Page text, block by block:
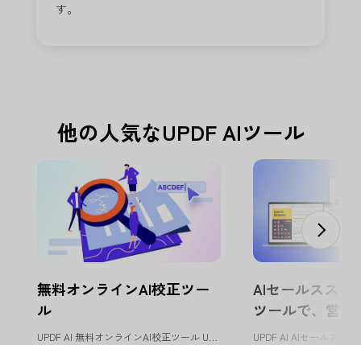
す。
他の人気なUPDF AIツール
無料オンラインAI校正ツー
ル
UPDF AI 無料オンラインAI校正ツール UPDF AI校正ツールは...
AIセールススク
ツールで、営業
化